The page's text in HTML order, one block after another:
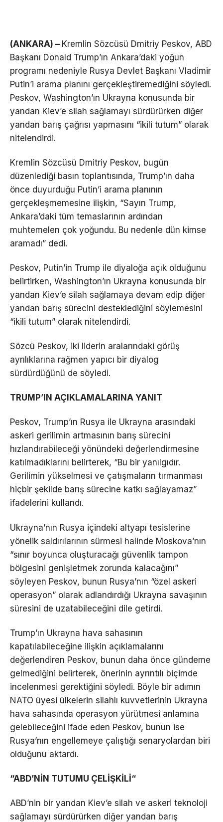
(ANKARA) – Kremlin Sözcüsü Dmitriy Peskov, ABD
Başkanı Donald Trump’ın Ankara’daki yoğun
programı nedeniyle Rusya Devlet Başkanı Vladimir
Putin’i arama planını gerçekleştiremediğini söyledi.
Peskov, Washington’ın Ukrayna konusunda bir
yandan Kiev’e silah sağlamayı sürdürürken diğer
yandan barış çağrısı yapmasını “ikili tutum” olarak
nitelendirdi.
Kremlin Sözcüsü Dmitriy Peskov, bugün
düzenlediği basın toplantısında, Trump’ın daha
önce duyurduğu Putin’i arama planının
gerçekleşmemesine ilişkin, “Sayın Trump,
Ankara’daki tüm temaslarının ardından
muhtemelen çok yoğundu. Bu nedenle dün kimse
aramadı” dedi.
Peskov, Putin’in Trump ile diyaloğa açık olduğunu
belirtirken, Washington’ın Ukrayna konusunda bir
yandan Kiev’e silah sağlamaya devam edip diğer
yandan barış sürecini desteklediğini söylemesini
“ikili tutum” olarak nitelendirdi.
Sözcü Peskov, iki liderin aralarındaki görüş
ayrılıklarına rağmen yapıcı bir diyalog
sürdürdüğünü de söyledi.
TRUMP’ N AÇ KLAMALAR NA YAN T
Peskov, Trump’ın Rusya ile Ukrayna arasındaki
askeri gerilimin artmasının barış sürecini
hızlandırabileceği yönündeki değerlendirmesine
katılmadıklarını belirterek, “Bu bir yanılgıdır.
Gerilimin yükselmesi ve çatışmaların tırmanması
hiçbir şekilde barış sürecine katkı sağlayamaz”
ifadelerini kullandı.
Ukrayna’nın Rusya içindeki altyapı tesislerine
yönelik saldırılarının sürmesi halinde Moskova’nın
“sınır boyunca oluşturacağı güvenlik tampon
bölgesini genişletmek zorunda kalacağını”
söyleyen Peskov, bunun Rusya’nın “özel askeri
operasyon” olarak adlandırdığı Ukrayna savaşının
süresini de uzatabileceğini dile getirdi.
Trump’ın Ukrayna hava sahasının
kapatılabileceğine ilişkin açıklamalarını
değerlendiren Peskov, bunun daha önce gündeme
gelmediğini belirterek, önerinin ayrıntılı biçimde
incelenmesi gerektiğini söyledi. Böyle bir adımın
NATO üyesi ülkelerin silahlı kuvvetlerinin Ukrayna
hava sahasında operasyon yürütmesi anlamına
gelebileceğini ifade eden Peskov, bunun ise
Rusya’nın engellemeye çalıştığı senaryolardan biri
olduğunu aktardı.
“ABD’NİN TUTUMU ÇELİŞKİLİ“
ABD’nin bir yandan Kiev’e silah ve askeri teknoloji
sağlamayı sürdürürken diğer yandan barış